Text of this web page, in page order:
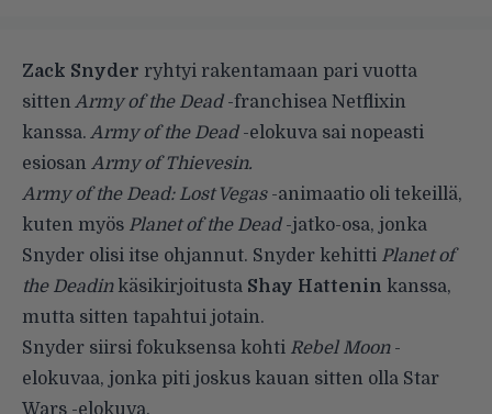
Zack Snyder ryhtyi rakentamaan pari vuotta
sitten Army of the Dead-franchisea Netflixin
kanssa. Army of the Dead-elokuva sai nopeasti
esiosan Army of Thievesin.
Army of the Dead: Lost Vegas-animaatio oli tekeillä,
kuten myös Planet of the Dead-jatko-osa, jonka
Snyder olisi itse ohjannut. Snyder kehitti Planet of
the Deadinkäsikirjoitusta Shay Hattenin kanssa,
mutta sitten tapahtui jotain.
Snyder siirsi fokuksensa kohti Rebel Moon-
elokuvaa, jonka piti joskus kauan sitten olla Star
Wars -elokuva.